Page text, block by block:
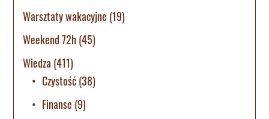
Warsztaty wakacyjne (19)
Weekend 72h(45)
Wiedza (411)
Czystość(38)
Finanse (9)